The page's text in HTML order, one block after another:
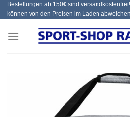
Zum
Inhalt
Bestellungen ab 150€ sind
können von den Preisen im Laden